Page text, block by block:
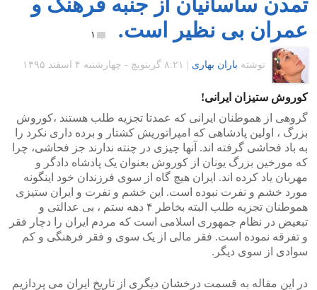
عمران بی نظیر است.
۱
نوشته باران بهاری ۸:۲۱ گرينويچ - چهارشنبه ۴ اسفند ۱۳۹۵
کوروش ستیزان ایرانی!
گروهی از هموطنان ایرانی که عمدتا تجزیه طلب هستند ،کوروش
بزرگ ، اولین پادشاهی که امپراتوریش کشتار و برده داری نکرد را
به باد فحاشی گرفته اند. آنها چیزی در چنته ندارند جز فحاشی، چرا
که مورخین بزرگ یونان از کوروش بعنوان یک پادشاه دادگر و
مهربان یاد کرده اند. ایران هیچ گاه از سوی فرزندان خود اینگونه
مورد خشم و نفرت نبوده است. این خشم و نفرت و ایران ستیزی
هموطنان تجزیه طلب البته بخاطر ۴ دهه ستم ، بی عدالتی و
تبعیض در نظام جمهوری اسلامی است که مردم ایران را دچار فقر
و تفرقه نموده است. فقر مالی از یک سوی و فقر فرهنگی و کم
سوادی از سوی دیگر.
در این مقاله به قسمت درخشان دیگری از تاریخ ایران می پردازیم